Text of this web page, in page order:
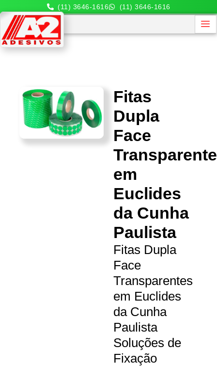
(11) 3646-1616 (11) 3646-1616
Fitas
Dupla
Face
em
Euclides
da Cunha
Paulista
Fitas Dupla
Face
Transparentes
em Euclides
da Cunha
Paulista
Soluções de
Fixação